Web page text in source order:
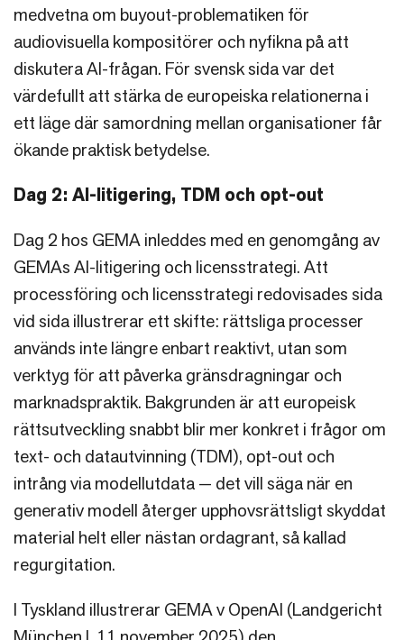
medvetna om buyout-problematiken för
audiovisuella kompositörer och nyfikna på att
diskutera AI-frågan. För svensk sida var det
värdefullt att stärka de europeiska relationerna i
ett läge där samordning mellan organisationer får
ökande praktisk betydelse.
Dag 2: AI-litigering, TDM och opt-out
Dag 2 hos GEMA inleddes med en genomgång av
GEMAs AI-litigering och licensstrategi. Att
processföring och licensstrategi redovisades sida
vid sida illustrerar ett skifte: rättsliga processer
används inte längre enbart reaktivt, utan som
verktyg för att påverka gränsdragningar och
marknadspraktik. Bakgrunden är att europeisk
rättsutveckling snabbt blir mer konkret i frågor om
text- och datautvinning (TDM), opt-out och
intrång via modellutdata — det vill säga när en
generativ modell återger upphovsrättsligt skyddat
material helt eller nästan ordagrant, så kallad
regurgitation.
I Tyskland illustrerar GEMA v OpenAI (Landgericht